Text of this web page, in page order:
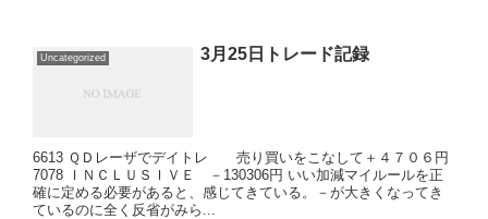
Uncategorized 3月25日トレード記録
6613 ＱＤレーザでデイトレ 売り買いをこなして＋４７０６円
7078 ＩＮＣＬＵＳＩＶＥ －130306円 いい加減マイルールを正
確に定める必要があると、感じてきている。－が大きくなってき
ているのに全く反省がみら...